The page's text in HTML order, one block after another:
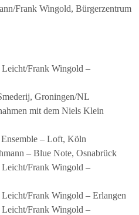
Frank Wingold, Bürgerzentrum
Frank Wingold –
Groningen/NL
mit dem Niels Klein
– Loft, Köln
– Blue Note, Osnabrück
Frank Wingold –
Frank Wingold – Erlangen
Frank Wingold –